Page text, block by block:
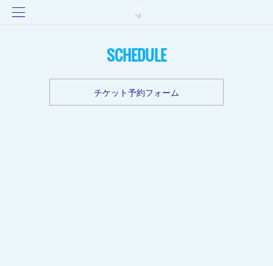
SCHEDULE
チケット予約フォーム